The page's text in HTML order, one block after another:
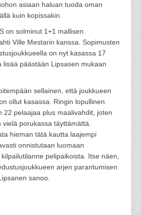
asiaan haluan tuoda oman
kuin kopissakin.
on solminut 1+1 mallisen
Ville Mestarin kanssa. Sopimusten
on nyt kasassa 17
lisää päästään Lipsasen mukaan
sellainen, että joukkueen
ollut kasassa. Ringin lopullinen
22 pelaajaa plus maalivahdit, joten
porukassa täyttämättä.
hieman tätä kautta laajempi
onnistutaan luomaan
pelipaikoista. Itse näen,
arjen parantumisen
sanoo.